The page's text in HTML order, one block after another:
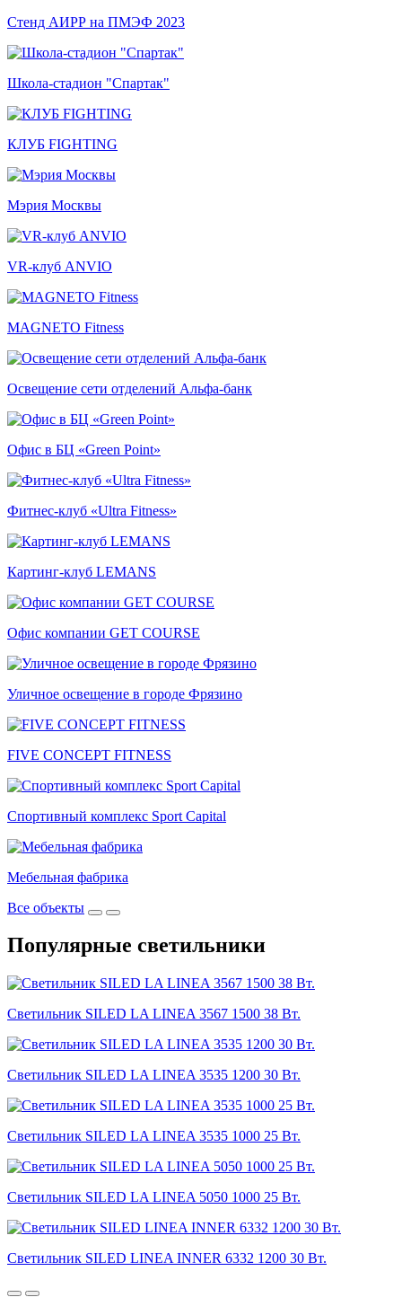
Стенд АИРР на ПМЭФ 2023
Школа-стадион "Спартак"
КЛУБ FIGHTING
Мэрия Москвы
VR-клуб ANVIO
MAGNETO Fitness
Освещение сети отделений Альфа-банк
Офис в БЦ «Green Point»
Фитнес-клуб «Ultra Fitness»
Картинг-клуб LEMANS
Офис компании GET COURSE
Уличное освещение в городе Фрязино
FIVE CONCEPT FITNESS
Спортивный комплекс Sport Capital
Мебельная фабрика
Все объекты
Популярные светильники
Светильник SILED LA LINEA 3567 1500 38 Вт.
Светильник SILED LA LINEA 3535 1200 30 Вт.
Светильник SILED LA LINEA 3535 1000 25 Вт.
Светильник SILED LA LINEA 5050 1000 25 Вт.
Светильник SILED LINEA INNER 6332 1200 30 Вт.